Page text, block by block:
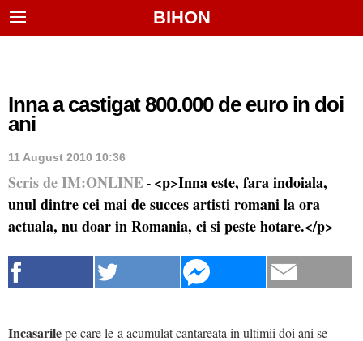
BIHON
Inna a castigat 800.000 de euro in doi
ani
11 August 2010 10:36
Scris de IM:ONLINE - <p>Inna este, fara indoiala,
unul dintre cei mai de succes artisti romani la ora
actuala, nu doar in Romania, ci si peste hotare.</p>
Incasarilepe care le-a acumulat cantareata in ultimii doi ani se